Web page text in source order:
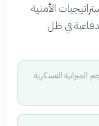
الأمنية
في ظل
الميزانية العسكرية